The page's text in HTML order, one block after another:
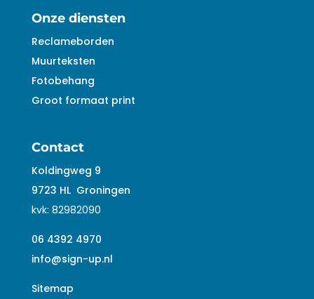
Onze diensten
Reclameborden
Muurteksten
Fotobehang
Groot formaat print
Contact
Koldingweg 9
9723 HL Groningen
kvk: 82982090
06 4392 4970
info@sign-up.nl
Sitemap